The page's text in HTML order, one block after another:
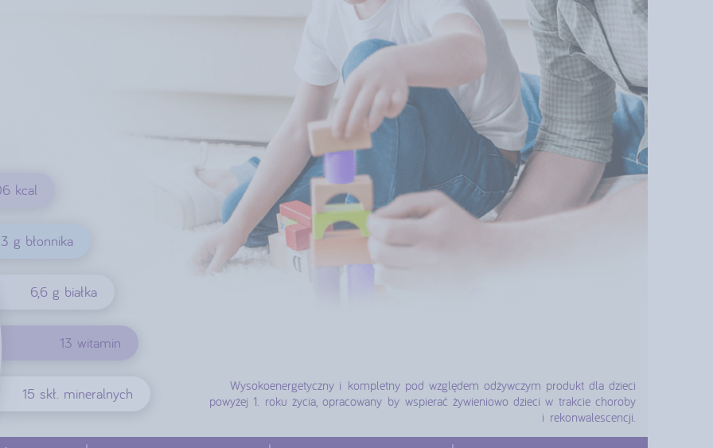
kcal
3 g błonnika
6,6 g białka
13 witamin
15 skł. mineralnych
Wysokoenergetyczny i kompletny pod względem odżywczym produkt dla dzieci
powyżej 1. roku życia, opracowany by wspierać żywieniowo dzieci w trakcie choroby
i rekonwalescencji.